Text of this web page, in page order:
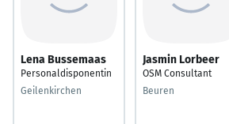
Lena Bussemaas
Personaldisponentin
Geilenkirchen
Jasmin Lorbeer
OSM Consultant
Beuren